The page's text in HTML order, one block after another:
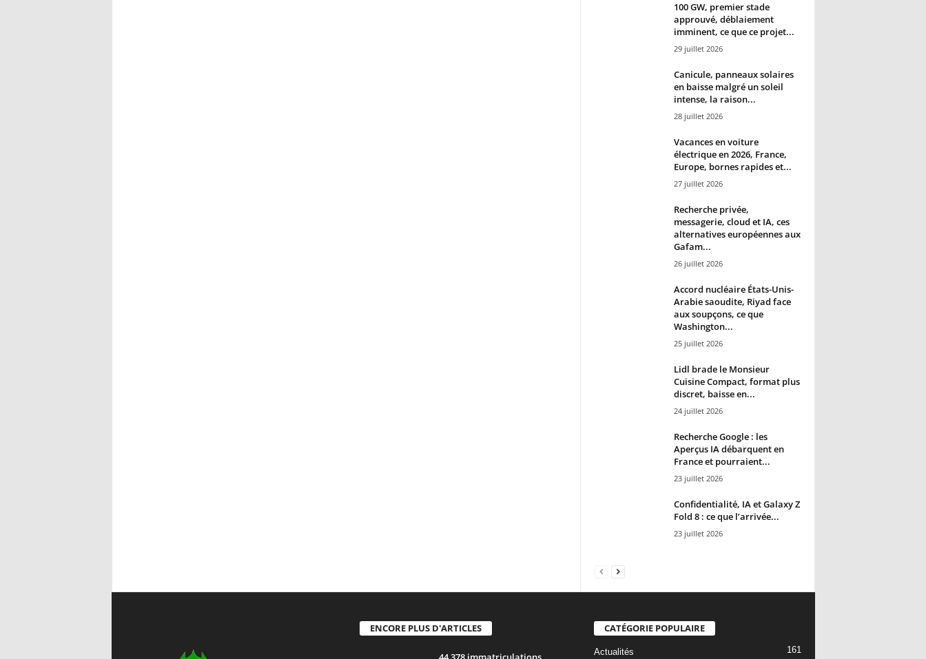
100 GW, premier stade
approuvé, déblaiement
imminent, ce que ce projet...
29 juillet 2026
Canicule, panneaux solaires
en baisse malgré un soleil
intense, la raison...
28 juillet 2026
Vacances en voiture
électrique en 2026, France,
Europe, bornes rapides et...
27 juillet 2026
Recherche privée,
messagerie, cloud et IA, ces
alternatives européennes aux
Gafam...
26 juillet 2026
Accord nucléaire États-Unis-
Arabie saoudite, Riyad face
aux soupçons, ce que
Washington...
25 juillet 2026
Lidl brade le Monsieur
Cuisine Compact, format plus
discret, baisse en...
24 juillet 2026
Recherche Google : les
Aperçus IA débarquent en
France et pourraient...
23 juillet 2026
Confidentialité, IA et Galaxy Z
Fold 8 : ce que l’arrivée...
23 juillet 2026
ENCORE PLUS D'ARTICLES CATÉGORIE POPULAIRE
Actualités 161